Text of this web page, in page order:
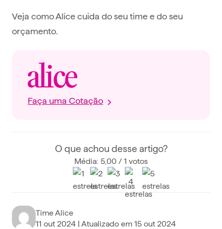
Veja como Alice cuida do seu time e do seu
orçamento.
Faça uma Cotação
O que achou desse artigo?
Média: 5,00 / 1 votos
Time Alice
11 out 2024 | Atualizado em 15 out 2024